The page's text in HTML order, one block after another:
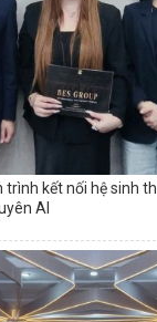
trình kết nối hệ sinh
AI